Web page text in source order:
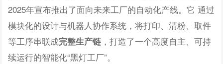
2025年宣布推出了面向未来工厂的自动化产线。它 通过
模块化的设计与机器人协作系统，将打印、清粉、取件
等工序串联成完整生产链 ，打造了一个高度自主、可持
续运行的智能化“黑灯工厂”。